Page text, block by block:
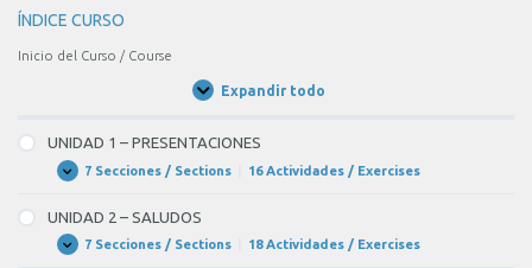
ÍNDICE CURSO
Inicio del Curso / Course
Expandir todo
Unidades
UNIDAD 1 – PRESENTACIONES
Expandir
UNIDAD
–
PRESENTACIONES
7 Secciones / Sections 16 Actividades / Exercises
UNIDAD 2 – SALUDOS
Expandir
UNIDAD7 Secciones / Sections 18 Actividades / Exercises